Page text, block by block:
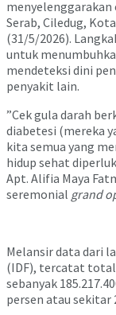
menyelenggarakan
Serab, Ciledug,
(31/5/2026).
untuk
mendeteksi dini
penyakit lain.
”Cek gula darah
diabetesi (mereka
kita semua yang
hidup sehat
Apt. Alifia Maya
seremonial grand
Melansir data dari
(IDF), tercatat total
sebanyak
persen atau sekitar